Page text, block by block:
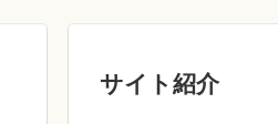
サイト紹介